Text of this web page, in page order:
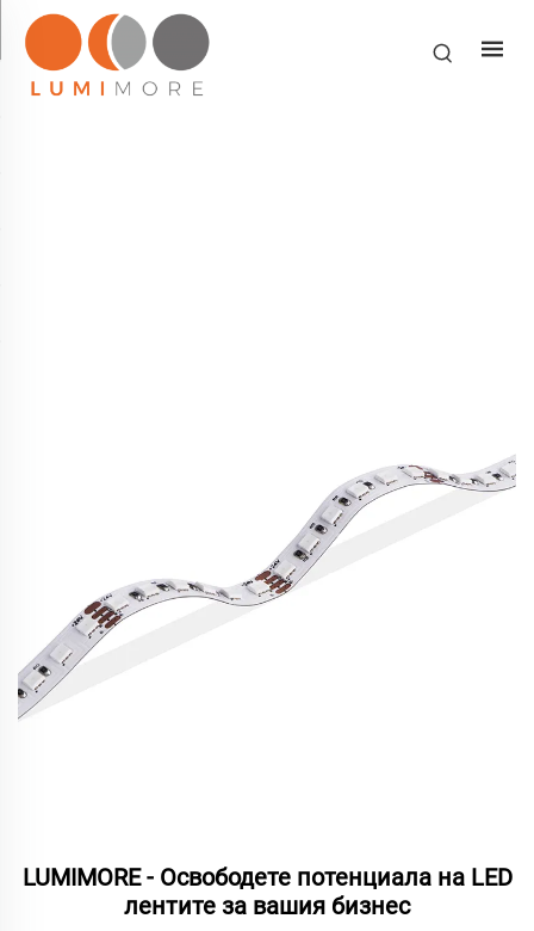
LUMIMORE - Освободете потенциала на LED
лентите за вашия бизнес